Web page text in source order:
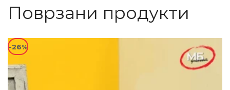
Поврзани продукти
-26%